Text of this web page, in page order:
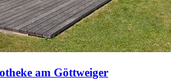
am Göttweiger